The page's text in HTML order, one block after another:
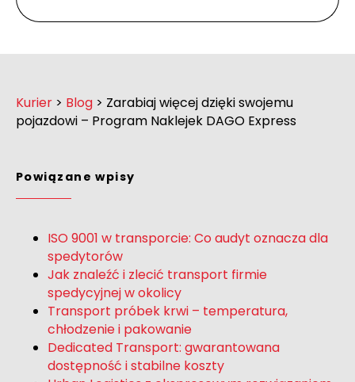
Kurier > Blog > Zarabiaj więcej dzięki swojemu
pojazdowi – Program Naklejek DAGO Express
Powiązane wpisy
ISO 9001 w transporcie: Co audyt oznacza dla
spedytorów
Jak znaleźć i zlecić transport firmie
spedycyjnej w okolicy
Transport próbek krwi – temperatura,
chłodzenie i pakowanie
Dedicated Transport: gwarantowana
dostępność i stabilne koszty